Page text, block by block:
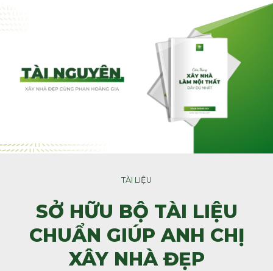
TÀI LIỆU
SỞ HỮU BỘ TÀI LIỆU
CHUẨN GIÚP ANH CHỊ
XÂY NHÀ ĐẸP